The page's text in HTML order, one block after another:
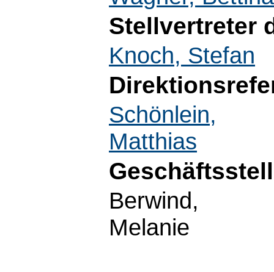
Stellvertreter
Knoch, Stefan
Schönlein,
Matthias
Berwind,
Melanie